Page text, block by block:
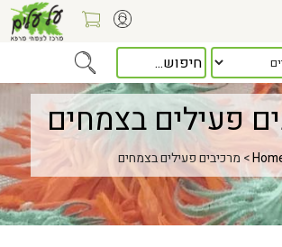
פעילים בצמחים
> מרכיבים פעילים בצמחים